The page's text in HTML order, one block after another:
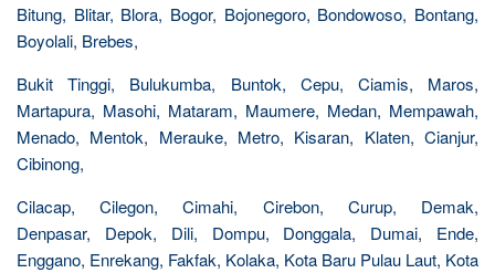
Bitung, Blitar, Blora, Bogor, Bojonegoro, Bondowoso, Bontang,
Boyolali, Brebes,
Bukit Tinggi, Bulukumba, Buntok, Cepu, Ciamis, Maros,
Martapura, Masohi, Mataram, Maumere, Medan, Mempawah,
Menado, Mentok, Merauke, Metro, Kisaran, Klaten, Cianjur,
Cibinong,
Cilacap, Cilegon, Cimahi, Cirebon, Curup, Demak,
Denpasar, Depok, Dili, Dompu, Donggala, Dumai, Ende,
Enggano, Enrekang, Fakfak, Kolaka, Kota Baru Pulau Laut, Kota